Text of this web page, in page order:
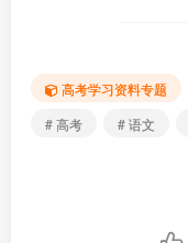
高考学习资料专题
# 高考
# 语文